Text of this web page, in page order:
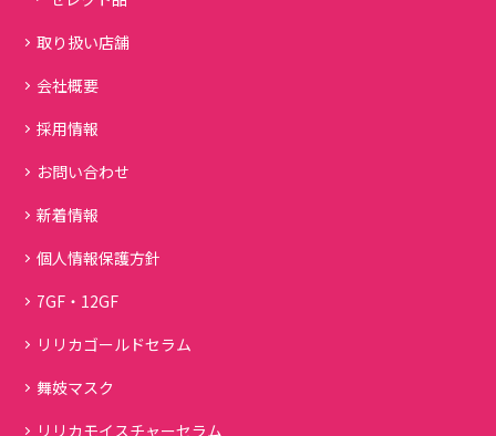
取り扱い店舗
会社概要
採用情報
お問い合わせ
新着情報
個人情報保護方針
7GF・12GF
リリカゴールドセラム
舞妓マスク
リリカモイスチャーセラム